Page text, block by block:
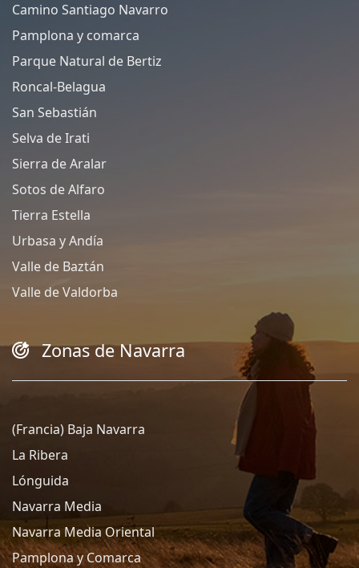
Camino Santiago Navarro
Pamplona y comarca
Parque Natural de Bertiz
Roncal-Belagua
San Sebastián
Selva de Irati
Sierra de Aralar
Sotos de Alfaro
Tierra Estella
Urbasa y Andía
Valle de Baztán
Valle de Valdorba
Zonas de Navarra
(Francia) Baja Navarra
La Ribera
Lónguida
Navarra Media
Navarra Media Oriental
Pamplona y Comarca